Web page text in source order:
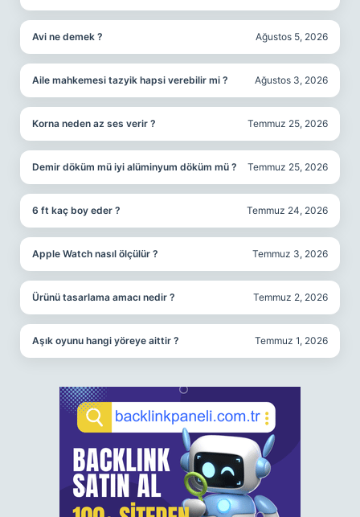
Avi ne demek ? Ağustos 5, 2026
Aile mahkemesi tazyik hapsi verebilir mi ? Ağustos 3, 2026
Korna neden az ses verir ? Temmuz 25, 2026
Demir döküm mü iyi alüminyum döküm mü ? Temmuz 25, 2026
6 ft kaç boy eder ? Temmuz 24, 2026
Apple Watch nasıl ölçülür ? Temmuz 3, 2026
Ürünü tasarlama amacı nedir ? Temmuz 2, 2026
Aşık oyunu hangi yöreye aittir ? Temmuz 1, 2026